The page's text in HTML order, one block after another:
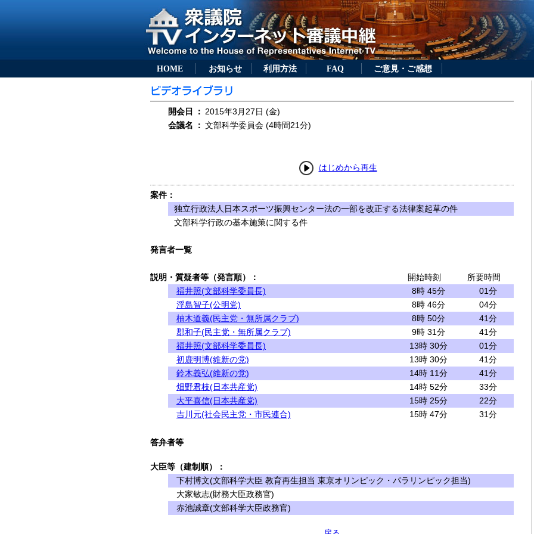
HOME お知らせ 利用方法 FAQ ご意見・ご感想
開会日 ： 2015年3月27日 (金)
会議名
： 文部科学委員会 (4時間21分)
はじめから再生
案件：
独立行政法人日本スポーツ振興センター法の一部を改正する法律案起草の件
文部科学行政の基本施策に関する件
発言者一覧
説明・質疑者等（発言順）： 開始時刻
所要時間
福井照(文部科学委員長)
8時 45分
01分
浮島智子(公明党)
8時 46分
04分
柚木道義(民主党・無所属クラブ)
8時 50分
41分
郡和子(民主党・無所属クラブ)
9時 31分
41分
福井照(文部科学委員長)
13時 30分
01分
初鹿明博(維新の党)
13時 30分
41分
鈴木義弘(維新の党)
14時 11分
41分
畑野君枝(日本共産党)
14時 52分
33分
大平喜信(日本共産党)
15時 25分
22分
吉川元(社会民主党・市民連合)
15時 47分 31分
答弁者等
大臣等（建制順）：
下村博文(文部科学大臣 教育再生担当 東京オリンピック・パラリンピック担当)
大家敏志(財務大臣政務官)
赤池誠章(文部科学大臣政務官)